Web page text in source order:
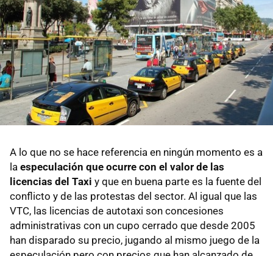
A lo que no se hace referencia en ningún momento es a
la especulación que ocurre con el valor de las
licencias del Taxi y que en buena parte es la fuente del
conflicto y de las protestas del sector. Al igual que las
VTC, las licencias de autotaxi son concesiones
administrativas con un cupo cerrado que desde 2005
han disparado su precio, jugando al mismo juego de la